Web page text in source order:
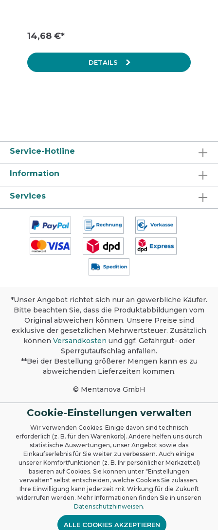
erzielt konstant gute Spülergebnisse, da es
Hohe Leistung Einfache Dosierung Für alle
Wasserhärten Anwendungsbereich Geeignet
für alle Arten von Spülmaschinen, speziell für
dosieren. Produkt in die Maschine füllen.
Geschirr in eine aufrechte Position stellen
und abtropfen lassen. Produktsicherheit,
Lagerung und Umweltschutz Sicherheit:
Dieses Produkt ist für den gewerblichen
Gebrauch bestimmt. Sicherheitsdatenblatt
auf Anfrage für berufsmäßige Verwender
und Sonneneinstrahlung meiden.
Umweltschutz: Packung nur völlig
restentleert der Wertstoffsammlung
zuführen.
14,68 €*
DETAILS
Service-Hotline
Information
Services
*Unser Angebot richtet sich nur an gewerbliche Käufer.
Bitte beachten Sie, dass die Produktabbildungen vom
Original abweichen können. Unsere Preise sind
exklusive der gesetzlichen Mehrwertsteuer. Zusätzlich
können Versandkosten und ggf. Gefahrgut- oder
Sperrgutaufschlag anfallen.
**Bei der Bestellung größerer Mengen kann es zu
abweichenden Lieferzeiten kommen.
© Mentanova GmbH
Cookie-Einstellungen verwalten
Wir verwenden Cookies. Einige davon sind technisch
erforderlich (z. B. für den Warenkorb). Andere helfen uns durch
statistische Auswertungen, unser Angebot sowie das
Einkaufserlebnis für Sie weiter zu verbessern. Auch einige
unserer Komfortfunktionen (z. B. Ihr persönlicher Merkzettel)
basieren auf Cookies. Sie können unter "Einstellungen
verwalten" selbst entscheiden, welche Cookies Sie zulassen.
Ihre Einwilligung kann jederzeit mit Wirkung für die Zukunft
widerrufen werden. Mehr Informationen finden Sie in unseren
Datenschutzhinweisen.
ALLE COOKIES AKZEPTIEREN